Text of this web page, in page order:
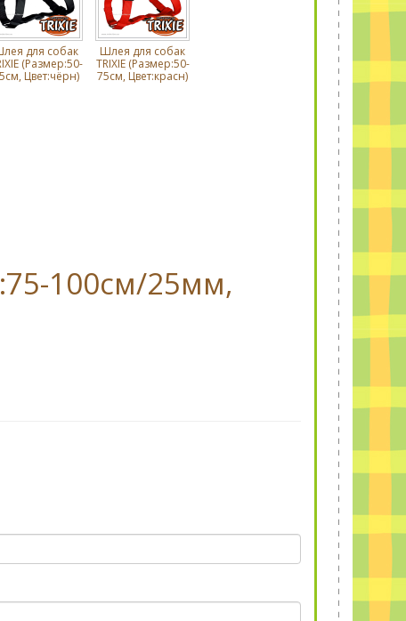
для собак
(Размер:50-
Цвет:чёрн)
Шлея для собак
TRIXIE (Размер:50-
75см, Цвет:красн)
100см/25мм,